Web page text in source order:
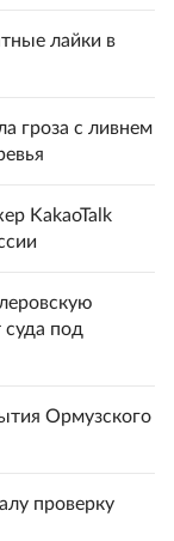
лайки в
гроза с ливнем
KakaoTalk
суда под
Ормузского
проверку